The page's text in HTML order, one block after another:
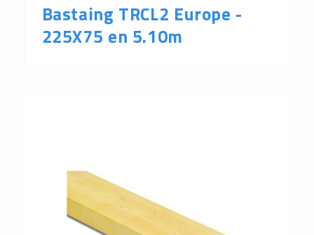
Bastaing TRCL2 Europe -
225X75 en 5.10m